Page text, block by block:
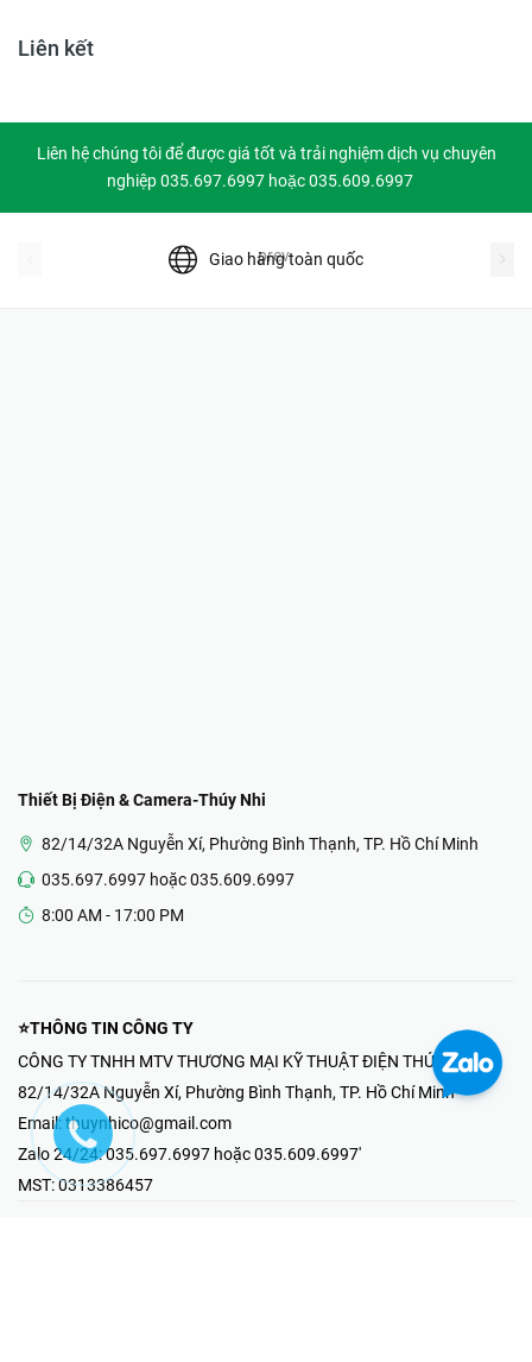
Liên kết
Liên hệ chúng tôi để được giá tốt và trải nghiệm dịch vụ chuyên
nghiệp 035.697.6997 hoặc 035.609.6997
Giao hàng toàn quốc
prev
Thiết Bị Điện & Camera-Thúy Nhi
82/14/32A Nguyễn Xí, Phường Bình Thạnh, TP. Hồ Chí Minh
035.697.6997 hoặc 035.609.6997
8:00 AM - 17:00 PM
⭐THÔNG TIN CÔNG TY
CÔNG TY TNHH MTV THƯƠNG MẠI KỸ THUẬT ĐIỆN THÚY NHI
82/14/32A Nguyễn Xí, Phường Bình Thạnh, TP. Hồ Chí Minh
Email: thuynhico@gmail.com
Zalo 24/24:035.697.6997 hoặc 035.609.6997'
MST:0313386457